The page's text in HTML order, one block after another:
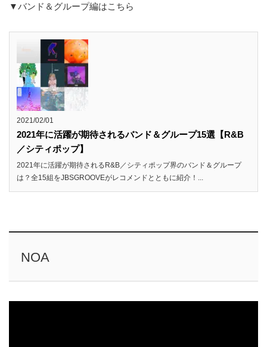
▼バンド＆グループ編はこちら
2021/02/01
2021年に活躍が期待されるバンド＆グループ15選【R&B
／シティポップ】
2021年に活躍が期待されるR&B／シティポップ界のバンド＆グループ
は？全15組をJBSGROOVEがレコメンドとともに紹介！...
NOA